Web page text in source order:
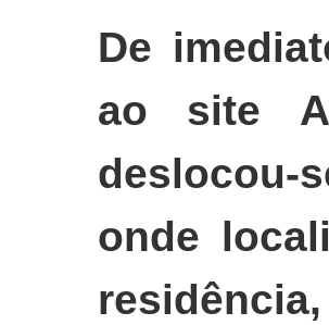
De
ao site
onde